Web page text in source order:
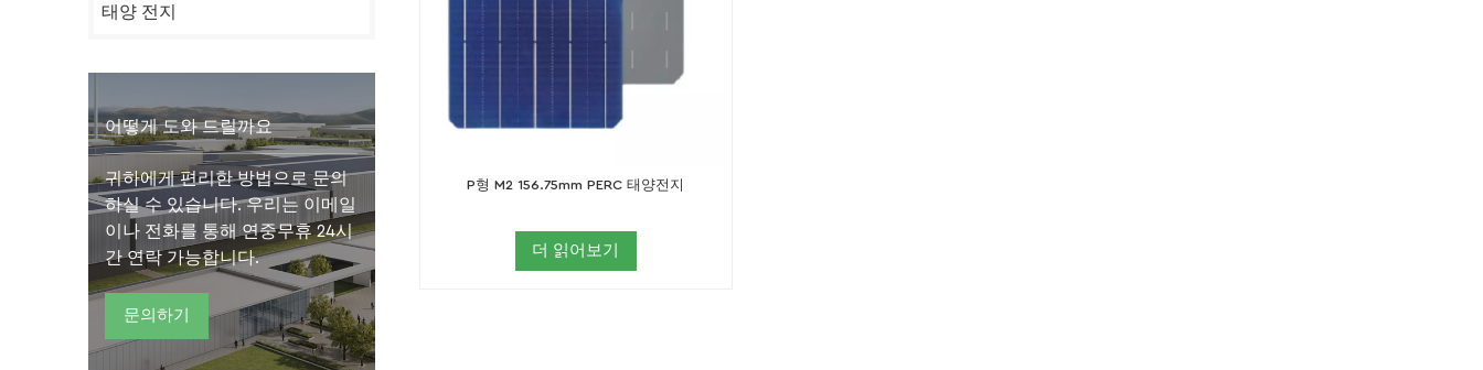
태양 전지
어떻게 도와 드릴까요
귀하에게 편리한 방법으로 문의
하실 수 있습니다. 우리는 이메일
이나 전화를 통해 연중무휴 24시
간 연락 가능합니다.
문의하기
P형 M2 156.75mm PERC 태양전지
더 읽어보기